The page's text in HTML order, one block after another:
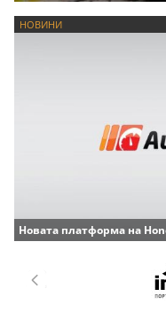
НОВИНИ
Новата платформа на